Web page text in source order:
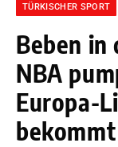
TÜRKISCHER SPORT
Beben
NBA
Europa-